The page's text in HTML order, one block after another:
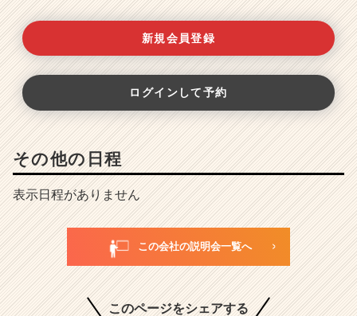
新規会員登録
ログインして予約
その他の日程
表示日程がありません
この会社の説明会一覧へ
このページをシェアする